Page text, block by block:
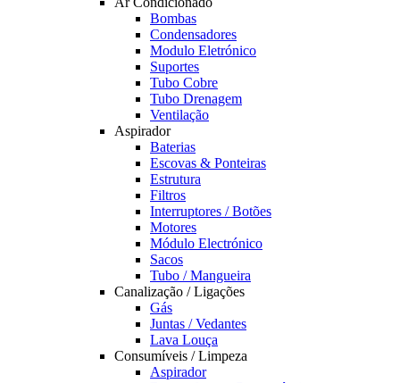
Bombas
Condensadores
Modulo Eletrónico
Suportes
Tubo Cobre
Tubo Drenagem
Ventilação
Aspirador
Baterias
Escovas & Ponteiras
Estrutura
Filtros
Interruptores / Botões
Motores
Módulo Electrónico
Sacos
Tubo / Mangueira
Canalização / Ligações
Gás
Juntas / Vedantes
Lava Louça
Consumíveis / Limpeza
Aspirador